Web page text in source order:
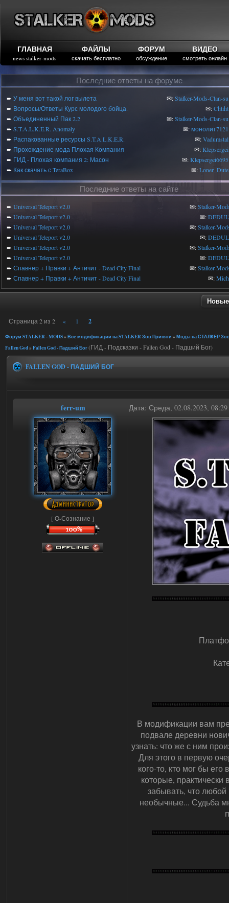
ГЛАВНАЯ
news stalker-mods
ФАЙЛЫ
скачать бесплатно
ФОРУМ
обсуждение
ВИДЕО
смотреть онлайн
Последние ответы на форуме
➨ У меня вот такой лог вылета ✉:Stalker-Mods-Clan-su
➨ Вопросы/Ответы Курс молодого бойца. ✉:Chtiht
➨ Объединенный Пак 2.2 ✉:Stalker-Mods-Clan-su
➨ S.T.A.L.K.E.R. Anomaly ✉:монолит7121
➨ Распакованные ресурсы S.T.A.L.K.E.R. ✉:Vadumstal
➨ Прохождение мода Плохая Компания ✉:Klepsergei
➨ ГИД - Плохая компания 2: Масон ✉:Klepsergei6695
➨ Как скачать с TeraBox ✉:Loner_Dute
Последние ответы на сайте
➨ Universal Teleport v2.0 ✉:Stalker-
➨ Universal Teleport v2.0 ✉:
➨ Universal Teleport v2.0 ✉:Stalker-
➨ Universal Teleport v2.0 ✉:
➨ Universal Teleport v2.0 ✉:Stalker-
➨ Universal Teleport v2.0 ✉:
➨ Спавнер + Правки + Античит - Dead City Final ✉:Stalker-
➨ Спавнер + Правки + Античит - Dead City Final ✉:
Страница 2 из 2 « 1 2
Форум STALKER - MODS» Все модификации на STALKER Зов Припяти » Моды на СТАЛКЕР
Fallen God» Fallen God - Падший Бог(ГИД - Подсказки - Fallen God - Падший Бог)
FALLEN GOD - ПАДШИЙ БОГ
ferr-um Дата: Среда, 02.08.2023,
[ О-Сознание ]
В модификации вам
подвале деревни
узнать: что же с ним
Для этого в первую
кого-то, кто мог бы его
которые, практически
забывать, что
необычные... Судьба